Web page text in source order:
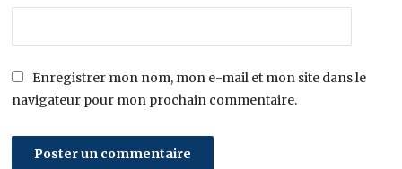
Enregistrer mon nom, mon e-mail et mon site dans le
navigateur pour mon prochain commentaire.